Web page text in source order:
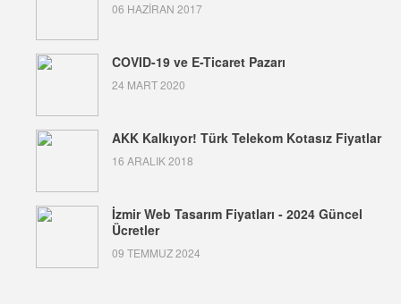
06 HAZIRAN 2017
COVID-19 ve E-Ticaret Pazarı
24 MART 2020
AKK Kalkıyor! Türk Telekom Kotasız Fiyatlar
16 ARALIK 2018
İzmir Web Tasarım Fiyatları - 2024 Güncel
Ücretler
09 TEMMUZ 2024